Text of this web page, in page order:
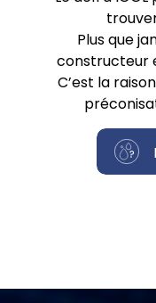
Plus que
constructeur
C’est la